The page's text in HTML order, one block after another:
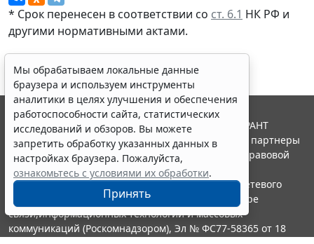
* Срок перенесен в соответствии со ст. 6.1 НК РФ и
другими нормативными актами.
Мы обрабатываем локальные данные
браузера и используем инструменты
аналитики в целях улучшения и обеспечения
работоспособности сайта, статистических
исследований и обзоров. Вы можете
запретить обработку указанных данных в
настройках браузера. Пожалуйста,
ознакомьтесь с условиями их обработки.
Принять
© ООО "НПП "ГАРАНТ-СЕРВИС", 2026. Система ГАРАНТ
выпускается с 1990 года. Компания "Гарант" и ее партнеры
являются участниками Российской ассоциации правовой
информации ГАРАНТ.
Портал ГАРАНТ.РУ зарегистрирован в качестве сетевого
издания Федеральной службой по надзору в сфере
связи,информационных технологий и массовых
коммуникаций (Роскомнадзором), Эл № ФС77-58365 от 18